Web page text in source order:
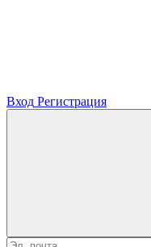
Вход Регистрация